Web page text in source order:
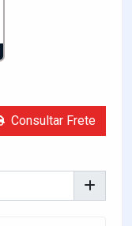
Consultar Frete